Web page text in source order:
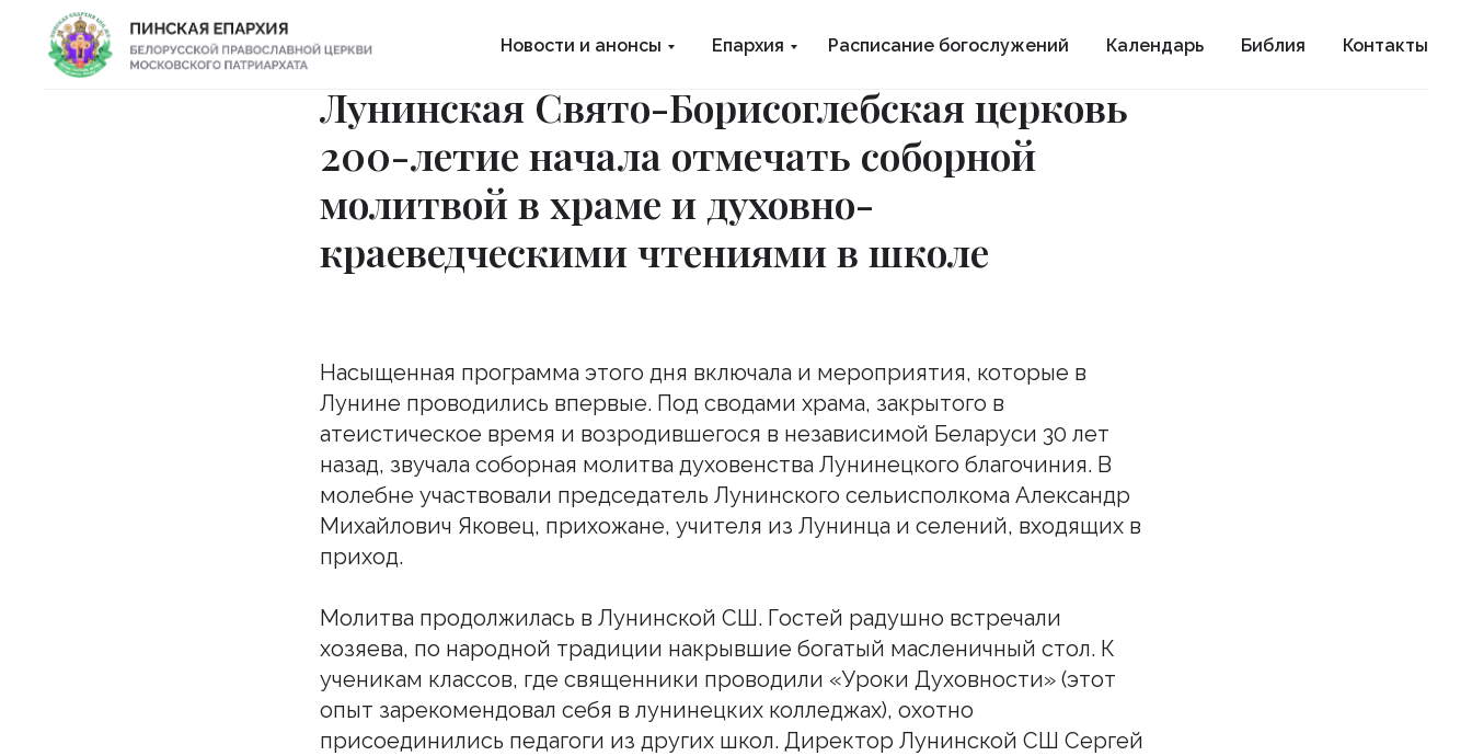
Новости и анонсы Епархия Расписание богослужений Календарь Библия Контакты
Лунинская Свято-Борисоглебская церковь
200-летие начала отмечать соборной
молитвой в храме и духовно-
краеведческими чтениями в школе
Насыщенная программа этого дня включала и мероприятия, которые в
Лунине проводились впервые. Под сводами храма, закрытого в
атеистическое время и возродившегося в независимой Беларуси 30 лет
назад, звучала соборная молитва духовенства Лунинецкого благочиния. В
молебне участвовали председатель Лунинского сельисполкома Александр
Михайлович Яковец, прихожане, учителя из Лунинца и селений, входящих в
приход.
Молитва продолжилась в Лунинской СШ. Гостей радушно встречали
хозяева, по народной традиции накрывшие богатый масленичный стол. К
ученикам классов, где священники проводили «Уроки Духовности» (этот
опыт зарекомендовал себя в лунинецких колледжах), охотно
присоединились педагоги из других школ. Директор Лунинской СШ Сергей